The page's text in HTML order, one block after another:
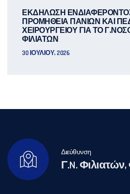
ΕΚΔΗΛΩΣΗ
ΠΡΟΜΗΘΕΙΑ ΠΑΝΙΩΝ ΚΑΙ
ΧΕΙΡΟΥΡΓΕΙΟΥ ΓΙΑ ΤΟ
ΦΙΛΙΑΤΩΝ
30 ΙΟΥΛΊΟΥ, 2026
Διεύθυνση
Γ.N. Φιλιατών,